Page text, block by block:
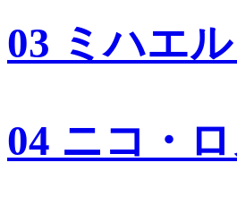
03 ミハエ
04 ニコ・